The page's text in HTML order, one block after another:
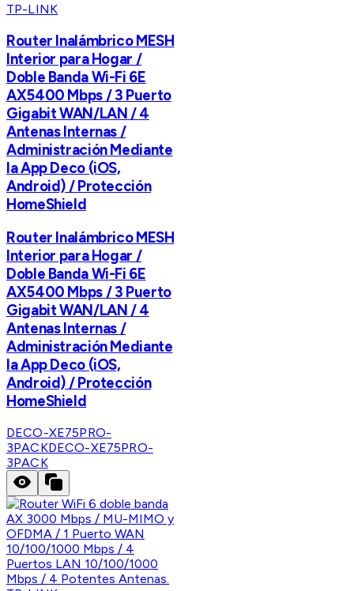
TP-LINK
Router Inalámbrico MESH
Interior para Hogar /
Doble Banda Wi-Fi 6E
AX5400 Mbps / 3 Puerto
Gigabit WAN/LAN / 4
Antenas Internas /
Administración Mediante
la App Deco (iOS,
Android) / Protección
HomeShield
Router Inalámbrico MESH
Interior para Hogar /
Doble Banda Wi-Fi 6E
AX5400 Mbps / 3 Puerto
Gigabit WAN/LAN / 4
Antenas Internas /
Administración Mediante
la App Deco (iOS,
Android) / Protección
HomeShield
DECO-XE75PRO-
3PACKDECO-XE75PRO-
3PACK